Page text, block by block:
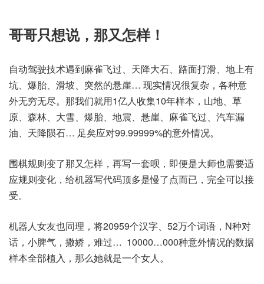
哥哥只想说，那又怎样！
自动驾驶技术遇到麻雀飞过、天降大石、路面打滑、地上有
坑、爆胎、滑坡、突然的悬崖… 现实情况很复杂，各种意
外无穷无尽。那我们就用1亿人收集10年样本，山地、草
原、森林、大雪、爆胎、地震、悬崖、麻雀飞过、汽车漏
油、天降陨石… 足矣应对99.99999%的意外情况。
围棋规则变了那又怎样，再写一套呗，即便是大师也需要适
应规则变化，给机器写代码顶多是慢了点而已，完全可以接
受。
机器人女友也同理，将20959个汉字、52万个词语，N种对
话，小脾气，撒娇，难过… 10000…000种意外情况的数据
样本全部植入，那么她就是一个女人。